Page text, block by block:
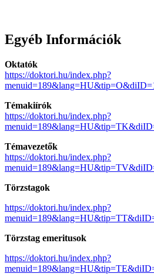
Egyéb Információk
Oktatók
https://doktori.hu/index.php?
Témakiírók
https://doktori.hu/index.php?
Témavezetők
https://doktori.hu/index.php?
Törzstagok
https://doktori.hu/index.php?
Törzstag emeritusok
https://doktori.hu/index.php?